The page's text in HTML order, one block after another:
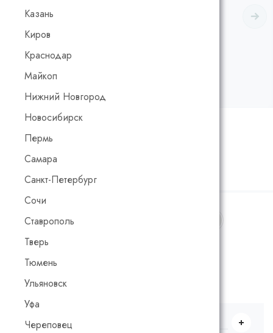
Казань
Киров
Краснодар
Майкоп
Нижний Новгород
Новосибирск
Пермь
Самара
Санкт-Петербург
Сочи
Ставрополь
Тверь
Тюмень
Ульяновск
Уфа
Череповец
00420
Калькулятор расчета стоимости
Цвет:Белый (Собственная коллекция Adler)
Выбрать количество и объем
9 л.